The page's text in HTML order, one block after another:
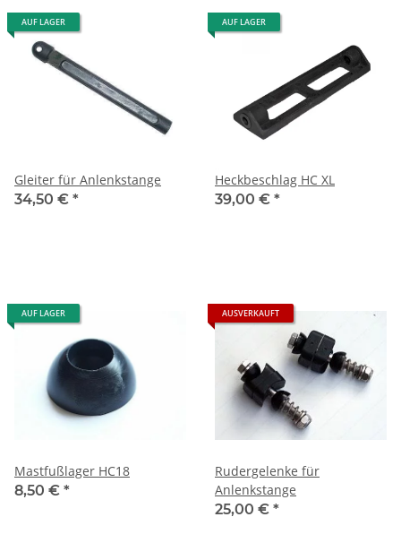
AUF LAGER
Gleiter für Anlenkstange
34,50 € *
AUF LAGER
Heckbeschlag HC XL
39,00 € *
AUF LAGER
Mastfußlager HC18
8,50 € *
AUSVERKAUFT
Rudergelenke für
Anlenkstange
25,00 € *